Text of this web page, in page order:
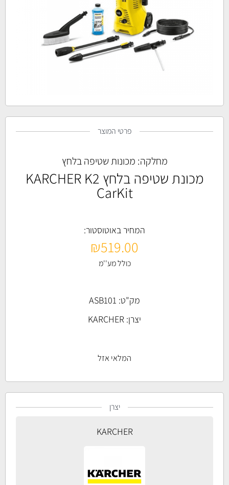
פרטי המוצר
מחלקה: מכונות שטיפה בלחץ
מכונת שטיפה בלחץ KARCHER K2
CarKit
המחיר באוטוסטור:
₪519.00
כולל מע''מ
מק"ט: ASB101
יצרן: KARCHER
המלאי אזל
יצרן
KARCHER